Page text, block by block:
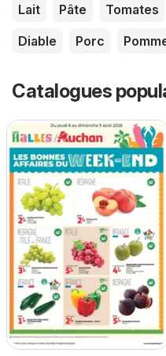
Lait
Pâte Tomates
Diable
Porc
Catalogues